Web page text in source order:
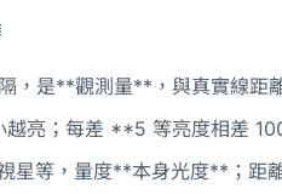
，是**觀測量**，與真實線距
亮；每差 **5 等亮度相差
星等，量度**本身光度**；